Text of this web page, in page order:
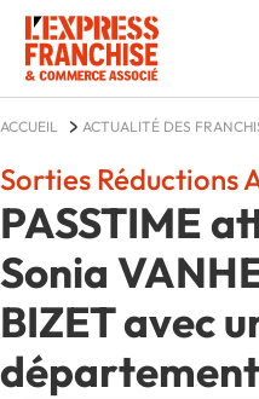
ACCUEIL ACTUALITÉ DES
PASSTIME
Sonia
BIZET avec
Sorties Réductions